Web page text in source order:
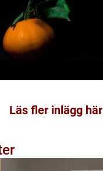
Läs fler inlägg här